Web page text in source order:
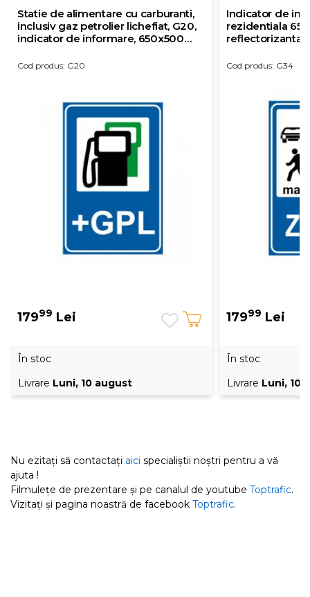
Statie de alimentare cu carburanti,
inclusiv gaz petrolier lichefiat, G20,
indicator de informare, 650x500
vopsit
Cod produs: G20
17999 Lei
În stoc
Livrare Luni, 10 august
Indicator de
rezidentiala
reflectorizanta
Cod produs: G34
17999 Lei
În stoc
Livrare Luni, 10
Nu ezitați să contactați aici specialiștii noștri pentru a vă
ajuta !
Filmulețe de prezentare și pe canalul de youtube Toptrafic.
Vizitați și pagina noastră de facebook Toptrafic.